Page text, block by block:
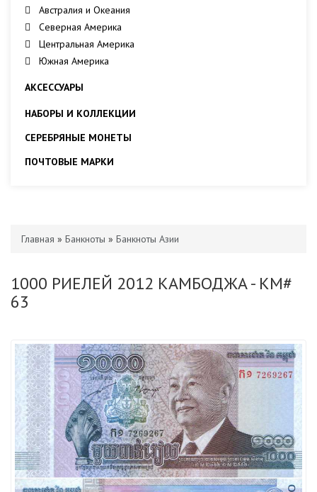
Австралия и Океания
Северная Америка
Центральная Америка
Южная Америка
АКСЕССУАРЫ
НАБОРЫ И КОЛЛЕКЦИИ
СЕРЕБРЯНЫЕ МОНЕТЫ
ПОЧТОВЫЕ МАРКИ
Главная » Банкноты » Банкноты Азии
1000 РИЕЛЕЙ 2012 КАМБОДЖА - KM#
63